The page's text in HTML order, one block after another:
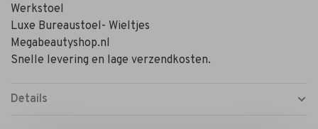
Werkstoel
Luxe Bureaustoel- Wieltjes
Megabeautyshop.nl
Snelle levering en lage verzendkosten.
Details